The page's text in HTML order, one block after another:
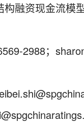
融资现金流模
2988；